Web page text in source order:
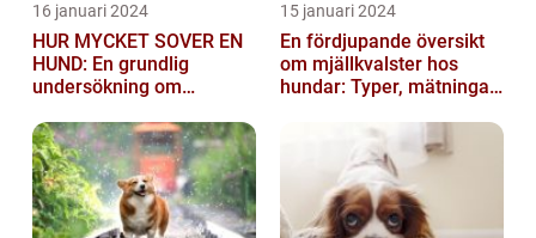
16 januari 2024
HUR MYCKET SOVER EN
HUND: En grundlig
undersökning om
15 januari 2024
En fördjupande översikt
om mjällkvalster hos
hundar: Typer, mätningar